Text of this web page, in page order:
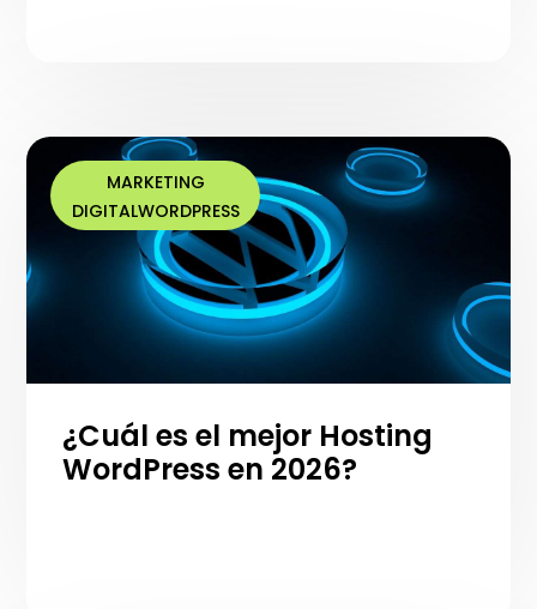
MARKETING
DIGITALWORDPRESS
¿Cuál es el mejor Hosting
WordPress en 2026?